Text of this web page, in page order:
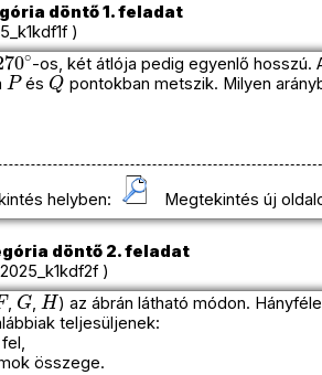
döntő 1. feladat
)
∘
-os, két átlója pedig egyenlő hosszú.
P
és
Q
pontokban metszik. Milyen
helyben: Megtekintés új
döntő 2. feladat
)
,
G
,
H
) az ábrán látható módon.
teljesüljenek:
összege.